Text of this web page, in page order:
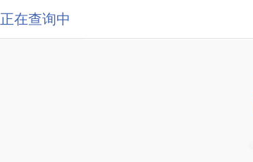
正在查询中